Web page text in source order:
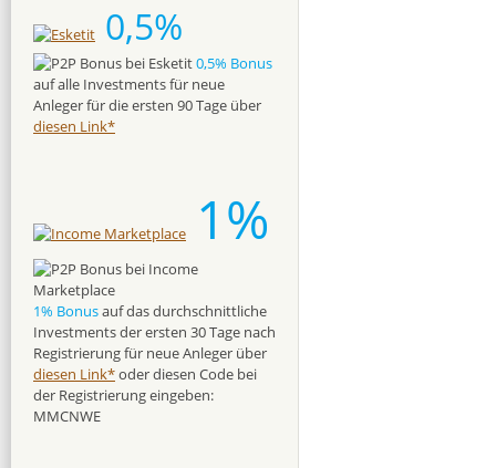
0,5%
0,5% Bonus
auf alle Investments für neue
Anleger für die ersten 90 Tage über
diesen Link*
1%
1% Bonusauf das durchschnittliche
Investments der ersten 30 Tage nach
Registrierung für neue Anleger über
diesen Link*oder diesen Code bei
der Registrierung eingeben:
MMCNWE